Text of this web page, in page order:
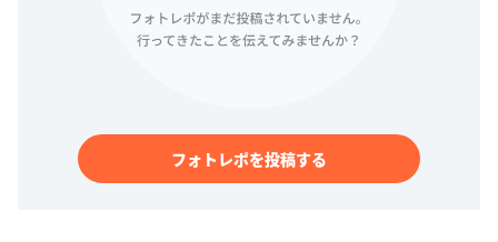
フォトレポを投稿する